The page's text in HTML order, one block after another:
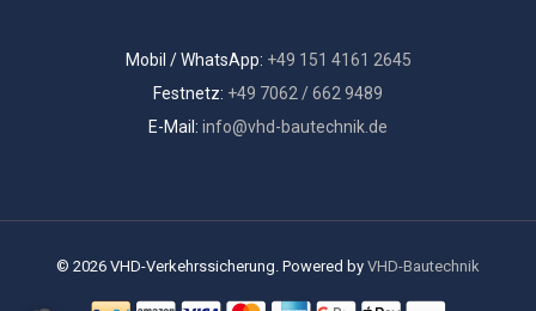
Mobil / WhatsApp: +49 151 4161 2645
Festnetz: +49 7062 / 662 9489
E-Mail: info@vhd-bautechnik.de
© 2026 VHD-Verkehrssicherung. Powered by VHD-Bautechnik